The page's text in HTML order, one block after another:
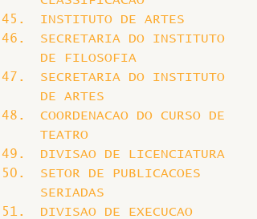
INSTITUTO DE ARTES
SECRETARIA DO INSTITUTO
DE FILOSOFIA
SECRETARIA DO INSTITUTO
DE ARTES
COORDENACAO DO CURSO DE
TEATRO
DIVISAO DE LICENCIATURA
SETOR DE PUBLICACOES
SERIADAS
DIVISAO DE EXECUCAO